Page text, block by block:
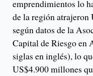
emprendimientos lo
de la región atrajeron
según datos de la
Capital de Riesgo en
siglas en inglés), lo
US$4.900 millones